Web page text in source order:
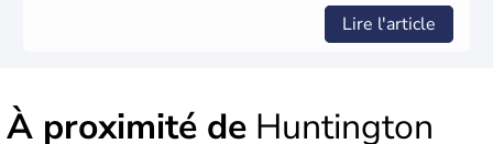
Lire l'article
À proximité de Huntington